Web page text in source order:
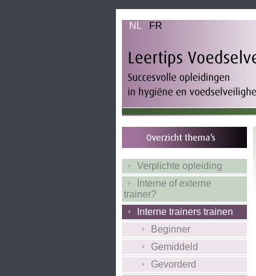
NL FR
Verplichte opleiding
Interne of externe
trainer?
Interne trainers trainen
Beginner
Gemiddeld
Gevorderd